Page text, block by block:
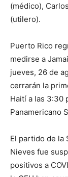
(médico),
(utilero).
Puerto Rico
medirse a
jueves, 26 de
cerrarán la
Haití a las 3:30
Panamericano
El partido de la
Nieves fue
positivos a